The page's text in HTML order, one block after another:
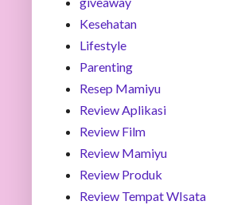
Kesehatan
Lifestyle
Parenting
Resep Mamiyu
Review Aplikasi
Review Film
Review Mamiyu
Review Produk
Review Tempat WIsata